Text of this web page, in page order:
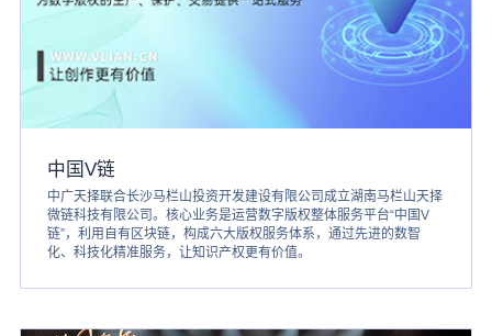
中国V链
中广天择联合长沙马栏山投资开发建设有限公司成立湖南马栏山天择
微链科技有限公司。核心业务是运营数字版权整体服务平台“中国V
链”，利用自有区块链，构成六大版权服务体系，通过先进的数智
化、科技化精准服务，让知识产权更有价值。